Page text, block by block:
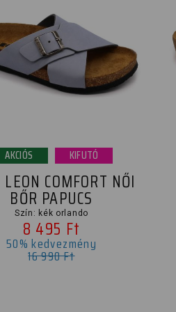
AKCIÓS KIFUTÓ
COMFORT NŐI
BŐR PAPUCS
Szín: kék orlando
8 495 Ft
50% kedvezmény
16 990 Ft